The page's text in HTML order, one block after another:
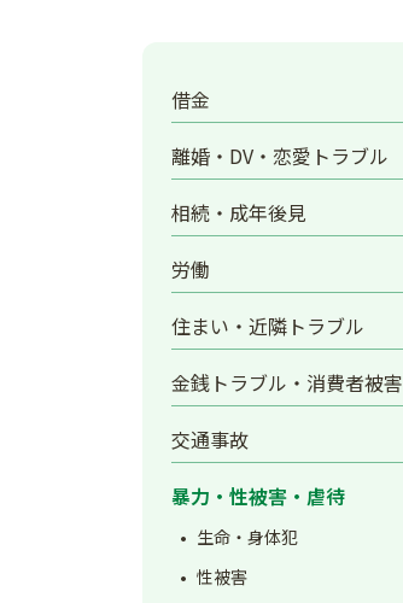
借金
離婚・DV・恋愛トラブル
相続・成年後見
労働
住まい・近隣トラブル
金銭トラブル・消費者被害
交通事故
暴力・性被害・虐待
生命・身体犯
性被害